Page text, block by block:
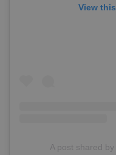
View
A post shared